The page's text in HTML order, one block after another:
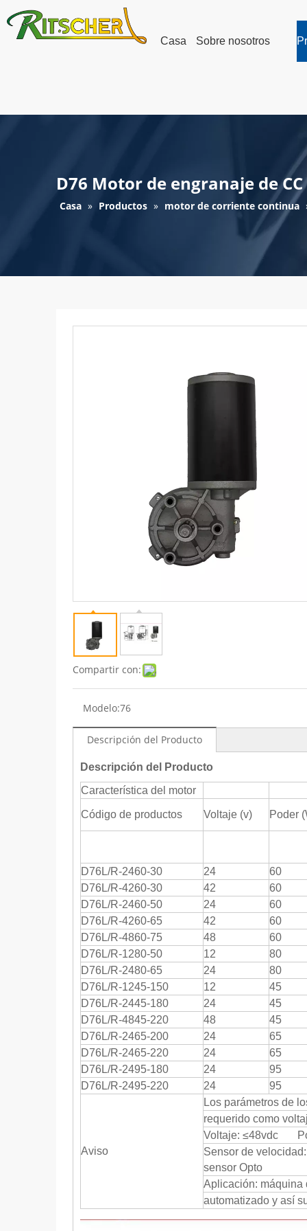
Casa Sobre nosotros
D76 Motor de engranaje de
Casa » Productos » motor de corriente continua
Compartir con:
Modelo:76
Descripción del Producto
Descripción del Producto
Característica del motor
Código de productos Voltaje (v) Poder
D76L/R-2460-30 24 60
D76L/R-4260-30
42 60
D76L/R-2460-50
24 60
D76L/R-4260-65
42 60
D76L/R-4860-75
48 60
D76L/R-1280-50
12 80
D76L/R-2480-65
24 80
D76L/R-1245-150
12 45
D76L/R-2445-180
24 45
D76L/R-4845-220
48 45
D76L/R-2465-200
24 65
D76L/R-2465-220
24 65
D76L/R-2495-180
24 95
D76L/R-2495-220
24 95
Aviso
Los parámetros de
requerido como
Voltaje: ≤48vdc
Sensor de
sensor Opto
Aplicación: máquina
automatizado y así